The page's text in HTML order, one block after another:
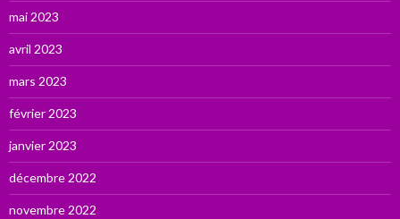
mai 2023
avril 2023
mars 2023
février 2023
janvier 2023
décembre 2022
novembre 2022